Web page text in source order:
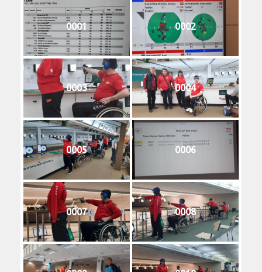
0001 0002
0003 0004
0005 0006
0007 0008